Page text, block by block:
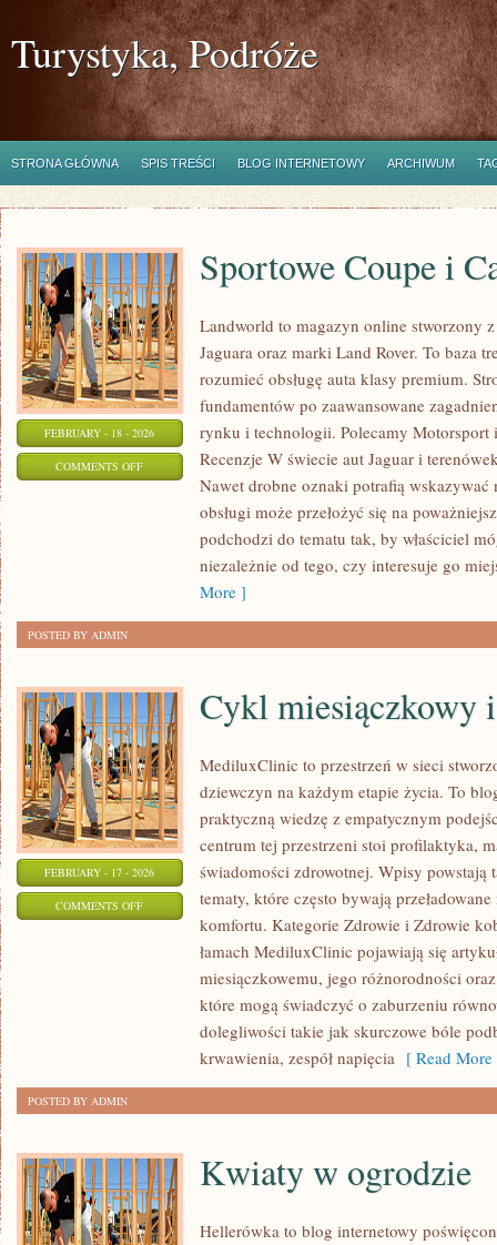
Turystyka, Podróże
STRONA GŁÓWNA SPIS TREŚCI BLOG INTERNETOWY ARCHIWUM
FEBRUARY - 18 - 2026
COMMENTS OFFON
SPORTOWE
Sportowe Coupe i
Landworld to magazyn online stworzony
Jaguara oraz marki Land Rover. To baza
rozumieć obsługę auta klasy premium.
fundamentów po zaawansowane
rynku i technologii. Polecamy Motorsport
Recenzje W świecie aut Jaguar i
Nawet drobne oznaki potrafią wskazywać
obsługi może przełożyć się na
podchodzi do tematu tak, by właściciel
niezależnie od tego, czy interesuje go
More ]
POSTED BY ADMIN
FEBRUARY - 17 - 2026
COMMENTS OFFON
MIESIĄCZKOWY
ZABURZENIA
Cykl miesiączkowy
MediluxClinic to przestrzeń w sieci
dziewczyn na każdym etapie życia. To
praktyczną wiedzę z empatycznym
centrum tej przestrzeni stoi profilaktyka,
świadomości zdrowotnej. Wpisy
tematy, które często bywają
komfortu. Kategorie Zdrowie i Zdrowie
łamach MediluxClinic pojawiają się
miesiączkowemu, jego różnorodności
które mogą świadczyć o zaburzeniu
dolegliwości takie jak skurczowe bóle
krwawienia, zespół napięcia [ Read
POSTED BY ADMIN
Kwiaty w ogrodzie
Hellerówka to blog internetowy